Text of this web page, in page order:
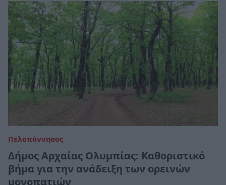
Πελοπόννησος
Δήμος Αρχαίας Ολυμπίας: Καθοριστικό
βήμα για την ανάδειξη των ορεινών
μονοπατιών